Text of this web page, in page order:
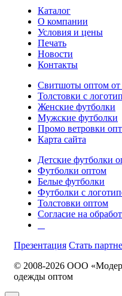
Каталог
О компании
Условия и цены
Печать
Новости
Контакты
Свитшоты оптом от
Толстовки с
Женские футболки
Мужские футболки
Промо ветровки
Карта сайта
Детские футболки
Футболки оптом
Белые футболки
Футболки с
Толстовки оптом
Согласие на
Презентация Стать
© 2008-2026 ООО
одежды оптом